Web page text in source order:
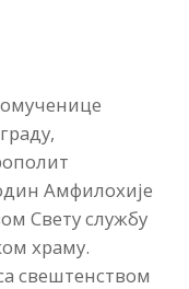
Амфилохије
Свету службу
храму.
свештенством